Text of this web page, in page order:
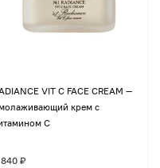
VIT C FACE CREAM —
крем с
С
₽